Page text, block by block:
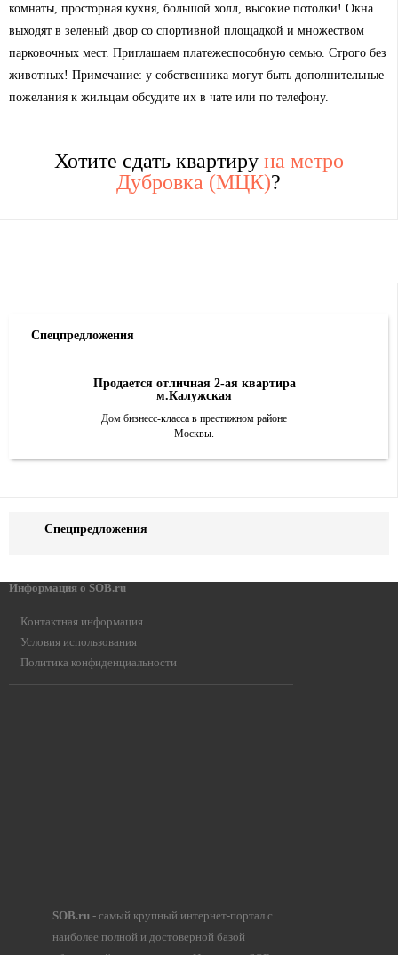
комнаты, просторная кухня, большой холл, высокие потолки! Окна
выходят в зеленый двор со спортивной площадкой и множеством
парковочных мест. Приглашаем платежеспособную семью. Строго без
животных! Примечание: у собственника могут быть дополнительные
пожелания к жильцам обсудите их в чате или по телефону.
Хотите сдать квартиру на метро
Дубровка (МЦК)?
Спецпредложения
Продается отличная 2-ая квартира
м.Калужская
Дом бизнесс-класса в престижном районе
Москвы.
Спецпредложения
Информация о SOB.ru
Контактная информация
Условия использования
Политика конфиденциальности
SOB.ru - самый крупный интернет-портал с
наиболее полной и достоверной базой